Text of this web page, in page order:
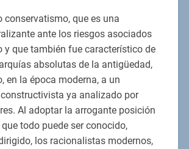
conservatismo, que es una
ante los riesgos asociados
y que también fue característico de
absolutas de la antigüedad,
en la época moderna, a un
ya analizado por
Al adoptar la arrogante posición
todo puede ser conocido,
los racionalistas modernos,